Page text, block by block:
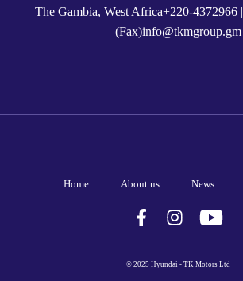
The Gambia, West Africa+220-4372966 |
(Fax)info@tkmgroup.gm
Home About us News
© 2025 Hyundai - TK Motors Ltd